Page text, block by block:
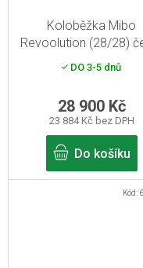
Koloběžka Mibo
Revoolution (28/28)
DO 3-5 dnů
23 884 Kč bez DPH
28 900 Kč
Do košíku
Kód: